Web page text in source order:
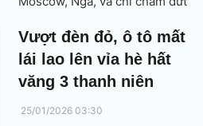
thiệp.
Vượt đèn đỏ, ô tô mất
lái lao lên vỉa hè hất
văng 3 thanh niên
25/01/2026 03:30